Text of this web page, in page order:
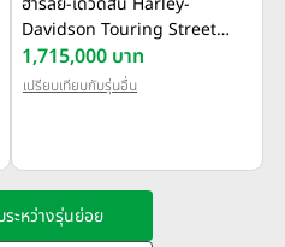
Davidson Touring Street
Glide Ultra ปี 2025
1,715,000 บาท
เปรียบเทียบกับรุ่นอื่น
ระหว่างรุ่นย่อย